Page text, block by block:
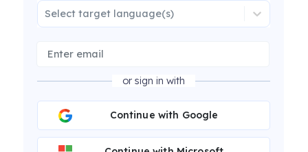
Select target language(s)
or sign in with
Continue with Google